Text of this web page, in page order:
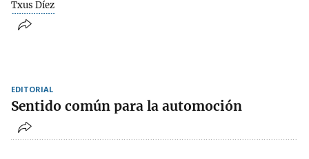
Txus Díez
EDITORIAL
Sentido común para la automoción